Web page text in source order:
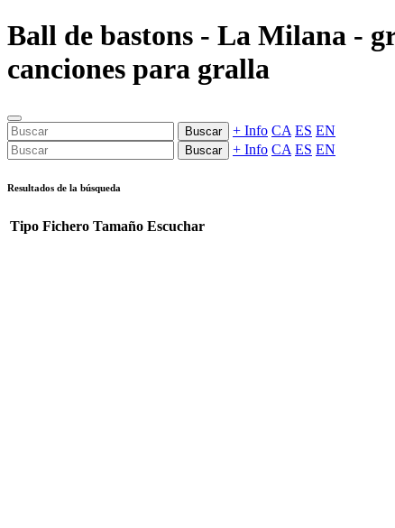
Ball de bastons - La Milana -
canciones para gralla
Buscar + Info CA ES EN
Buscar + Info CA ES EN
Resultados de la búsqueda
Tipo Fichero Tamaño Escuchar